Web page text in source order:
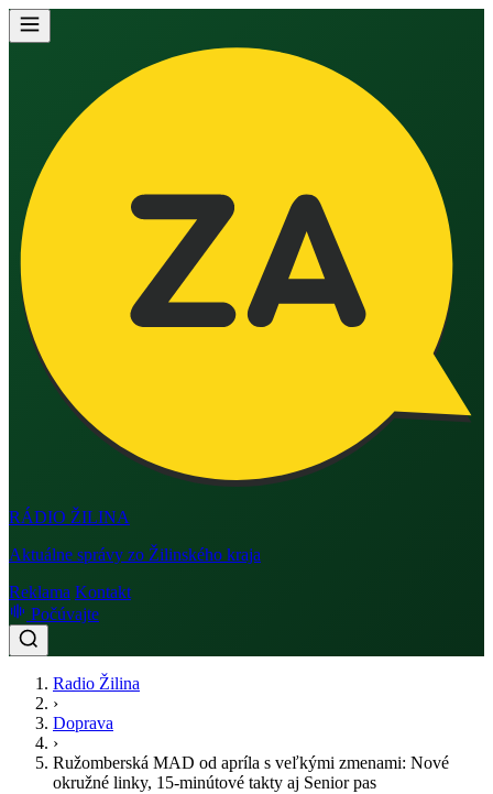
RÁDIO ŽILINA
Aktuálne správy zo Žilinského kraja
Reklama Kontakt
Počúvajte
Radio Žilina
›
Doprava
›
Ružomberská MAD od apríla s veľkými zmenami: Nové
okružné linky, 15-minútové takty aj Senior pas